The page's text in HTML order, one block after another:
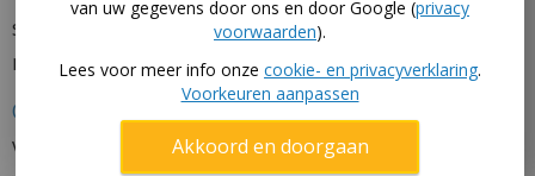
sterk en eenvoudig (zonder gereedschap) te
monteren.
Onderdelen voor Elfje trampolineszijn nog wel
voldoende verkrijgbaar. Van Ee Buitenspeelgoed
van uw gegevens door ons en door Google (privacy
voorwaarden).
Lees voor meer info onze cookie- en privacyverklaring.
Voorkeuren aanpassen
Akkoord en doorgaan